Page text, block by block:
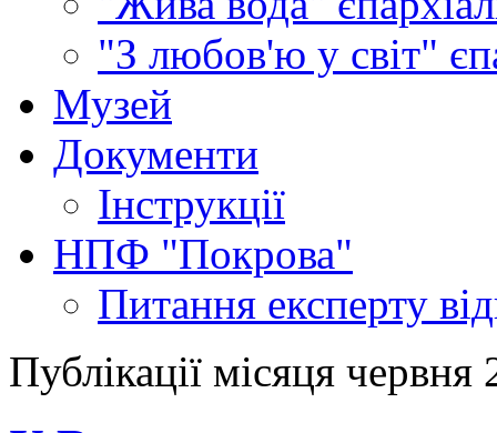
"З любов'ю у світ"
Музей
Документи
Інструкції
НПФ "Покрова"
Питання експерту
Публікації місяця червня